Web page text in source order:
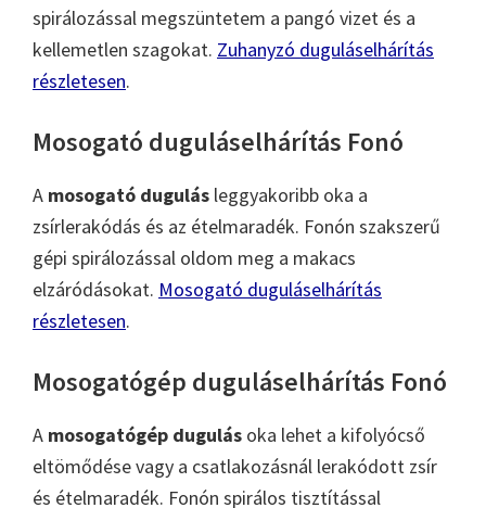
spirálozással megszüntetem a pangó vizet és a
kellemetlen szagokat. Zuhanyzó duguláselhárítás
részletesen.
Mosogató duguláselhárítás Fonó
A mosogató dugulás leggyakoribb oka a
zsírlerakódás és az ételmaradék. Fonón szakszerű
gépi spirálozással oldom meg a makacs
elzáródásokat. Mosogató duguláselhárítás
részletesen.
Mosogatógép duguláselhárítás Fonó
A mosogatógép dugulás oka lehet a kifolyócső
eltömődése vagy a csatlakozásnál lerakódott zsír
és ételmaradék. Fonón spirálos tisztítással